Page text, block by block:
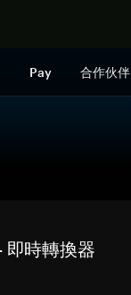
Pay 合作伙伴
時轉換器